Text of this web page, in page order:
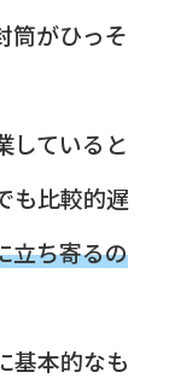
筒がひっそ
していると
も比較的遅
立ち寄るの
基本的なも